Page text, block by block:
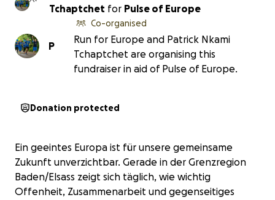
Tchaptchet for Pulse of Europe
P
Co-organised
Run for Europe and Patrick Nkami
Tchaptchet are organising this
fundraiser in aid of Pulse of Europe.
Donation protected
Ein geeintes Europa ist für unsere gemeinsame
Zukunft unverzichtbar. Gerade in der Grenzregion
Baden/Elsass zeigt sich täglich, wie wichtig
Offenheit, Zusammenarbeit und gegenseitiges